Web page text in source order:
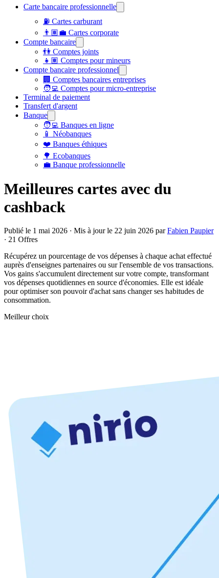
Carte bancaire professionnelle
⛽ Cartes carburant
👨🏽‍💼 Cartes corporate
Compte bancaire
👫 Comptes joints
👧🏽 Comptes pour mineurs
Compte bancaire professionnel
🏢 Comptes bancaires entreprises
🧑‍💻 Comptes pour micro-entreprise
Terminal de paiement
Transfert d'argent
Banque
🧑‍💻 Banques en ligne
📱 Néobanques
❤️ Banques éthiques
🌳 Ecobanques
💼 Banque professionnelle
Meilleures cartes avec du
cashback
Publié le 1 mai 2026 · Mis à jour le 22 juin 2026 parFabien Paupier
· 21 Offres
Récupérez un pourcentage de vos dépenses à chaque achat effectué
auprès d'enseignes partenaires ou sur l'ensemble de vos transactions.
Vos gains s'accumulent directement sur votre compte, transformant
vos dépenses quotidiennes en source d'économies. Elle est idéale
pour optimiser son pouvoir d'achat sans changer ses habitudes de
consommation.
Meilleur choix